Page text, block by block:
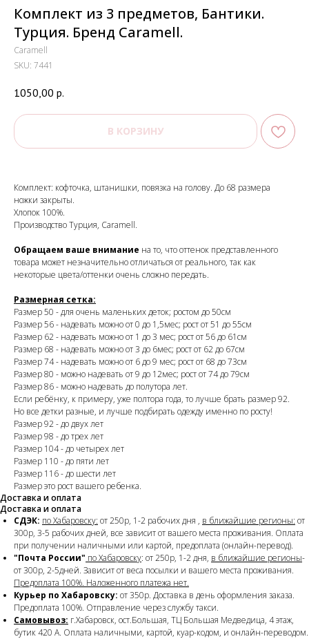
Комплект из 3 предметов, Бантики.
Турция. Бренд Caramell.
Caramell
SKU: 7441
1050,00 р.
В КОРЗИНУ
Комплект: кофточка, штанишки, повязка на голову. До 68 размера
ножки закрыты.
Хлопок 100%.
Производство Турция, Caramell.
Обращаем ваше внимание на то, что оттенок представленного
товара может незначительно отличаться от реального, так как
некоторые цвета/оттенки очень сложно передать.
Размерная сетка:
Размер 50 - для очень маленьких деток; ростом до 50см
Размер 56 - надевать можно от 0 до 1,5мес; рост от 51 до 55см
Размер 62 - надевать можно от 1 до 3 мес; рост от 56 до 61см
Размер 68 - надевать можно от 3 до 6мес; рост от 62 до 67см
Размер 74 - надевать можно от 6 до 9 мес; рост от 68 до 73см
Размер 80 - можно надевать от 9 до 12мес; рост от 74 до 79см
Размер 86 - можно надевать до полутора лет.
Если ребёнку, к примеру, уже полтора года, то лучше брать размер 92.
Но все детки разные, и лучше подбирать одежду именно по росту!
Размер 92 - до двух лет
Размер 98 - до трех лет
Размер 104 - до четырех лет
Размер 110 - до пяти лет
Размер 116 - до шести лет
Размер это рост вашего ребенка.
Доставка и оплата
Доставка и оплата
СДЭК: по Хабаровску: от 250р, 1-2 рабочих дня , в ближайшие регионы: от
300р, 3-5 рабочих дней, все зависит от вашего места проживания. Оплата
при получении наличными или картой, предоплата (онлайн-перевод).
"Почта России" по Хабаровску: от 250р, 1-2 дня, в ближайшие регионы-
от 300р, 2-5дней. Зависит от веса посылки и вашего места проживания.
Предоплата 100%. Наложенного платежа нет.
Курьер по Хабаровску: от 350р. Доставка в день оформления заказа.
Предоплата 100%. Отправление через службу такси.
Самовывоз: г.Хабаровск, ост.Большая, ТЦ Большая Медведица, 4 этаж,
бутик 420 А. Оплата наличными, картой, куар-кодом, и онлайн-переводом.